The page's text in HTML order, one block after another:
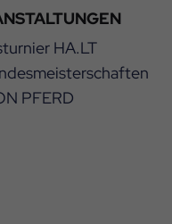
HA.LT
PFERD